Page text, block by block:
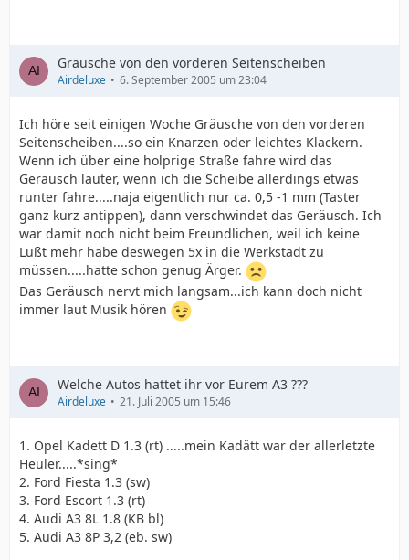
Gräusche von den vorderen Seitenscheiben
Airdeluxe 6. September 2005 um 23:04
Ich höre seit einigen Woche Gräusche von den vorderen
Seitenscheiben....so ein Knarzen oder leichtes Klackern.
Wenn ich über eine holprige Straße fahre wird das
Geräusch lauter, wenn ich die Scheibe allerdings etwas
runter fahre.....naja eigentlich nur ca. 0,5 -1 mm (Taster
ganz kurz antippen), dann verschwindet das Geräusch. Ich
war damit noch nicht beim Freundlichen, weil ich keine
Lußt mehr habe deswegen 5x in die Werkstadt zu
müssen.....hatte schon genug Ärger.
Das Geräusch nervt mich langsam...ich kann doch nicht
immer laut Musik hören
Welche Autos hattet ihr vor Eurem A3 ???
Airdeluxe 21. Juli 2005 um 15:46
1. Opel Kadett D 1.3 (rt) .....mein Kadätt war der allerletzte
Heuler.....*sing*
2. Ford Fiesta 1.3 (sw)
3. Ford Escort 1.3 (rt)
4. Audi A3 8L 1.8 (KB bl)
5. Audi A3 8P 3,2 (eb. sw)